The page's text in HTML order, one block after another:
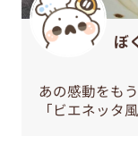
ぼ
あの感動をも
「ビエネッタ